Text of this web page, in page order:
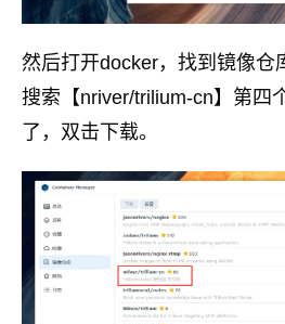
然后打开docker，找到镜像仓
搜索【nriver/trilium-cn】第四
了，双击下载。